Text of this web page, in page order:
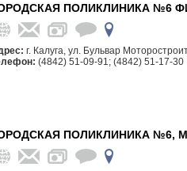
ПОЛИКЛИНИКА №6
г. Калуга, ул. Бульвар
(4842) 51-09-91; (4842) 51-17-30
ПОЛИКЛИНИКА №6,